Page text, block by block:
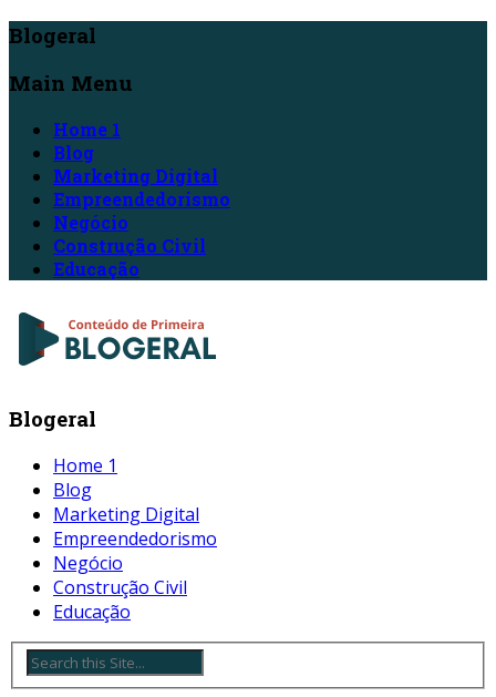
Blogeral
Main Menu
Home 1
Blog
Marketing Digital
Empreendedorismo
Negócio
Construção Civil
Educação
Blogeral
Home 1
Blog
Marketing Digital
Empreendedorismo
Negócio
Construção Civil
Educação